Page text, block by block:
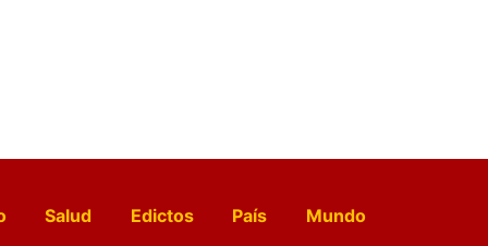
Salud Edictos País
Mundo